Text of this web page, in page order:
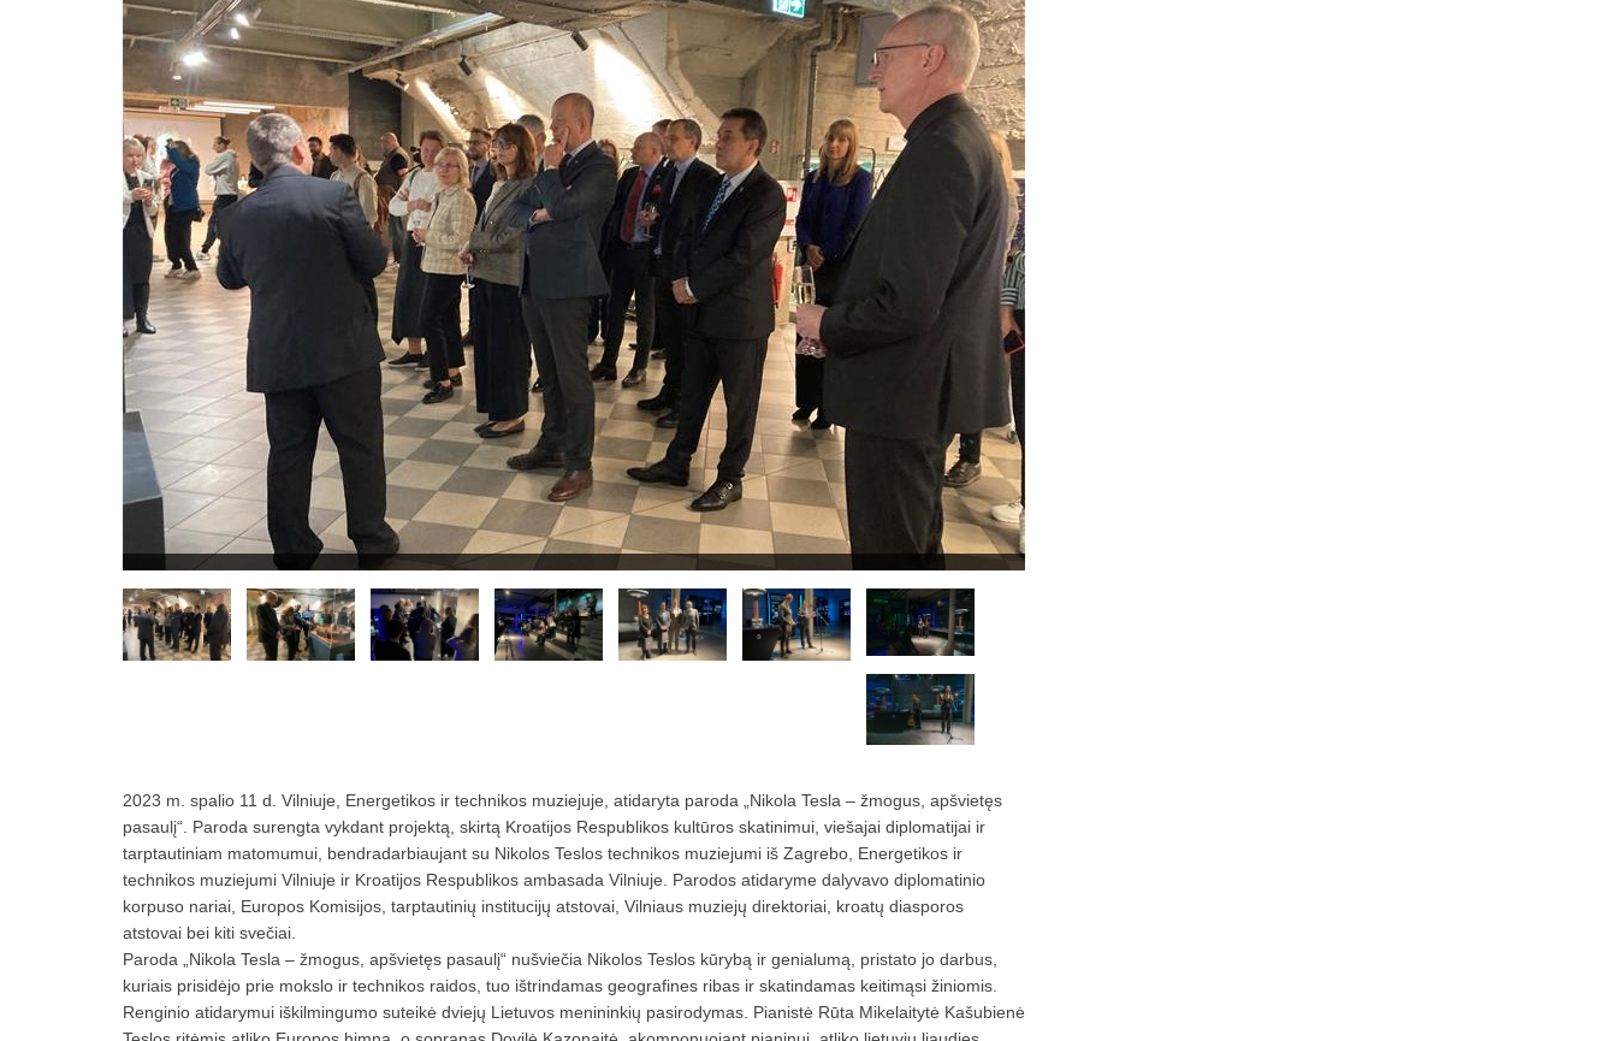
2023 m. spalio 11 d. Vilniuje, Energetikos ir technikos muziejuje, atidaryta paroda „Nikola Tesla – žmogus, apšvietęs
pasaulį“. Paroda surengta vykdant projektą, skirtą Kroatijos Respublikos kultūros skatinimui, viešajai diplomatijai ir
tarptautiniam matomumui, bendradarbiaujant su Nikolos Teslos technikos muziejumi iš Zagrebo, Energetikos ir
technikos muziejumi Vilniuje ir Kroatijos Respublikos ambasada Vilniuje. Parodos atidaryme dalyvavo diplomatinio
korpuso nariai, Europos Komisijos, tarptautinių institucijų atstovai, Vilniaus muziejų direktoriai, kroatų diasporos
atstovai bei kiti svečiai.
Paroda „Nikola Tesla – žmogus, apšvietęs pasaulį“ nušviečia Nikolos Teslos kūrybą ir genialumą, pristato jo darbus,
kuriais prisidėjo prie mokslo ir technikos raidos, tuo ištrindamas geografines ribas ir skatindamas keitimąsi žiniomis.
Renginio atidarymui iškilmingumo suteikė dviejų Lietuvos menininkių pasirodymas. Pianistė Rūta Mikelaitytė Kašubienė